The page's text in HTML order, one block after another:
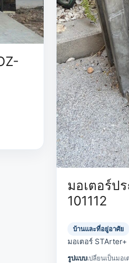
มอเตอร์ป
101112
บ้านและที่อยู่อาศัย
มอเตอร์
รูปแบบเปลี่ยนเป็นมอ